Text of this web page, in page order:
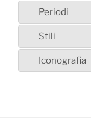
Periodi
Stili
Iconografia